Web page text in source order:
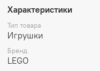
Характеристики
Тип товара
Игрушки
Бренд
LEGO